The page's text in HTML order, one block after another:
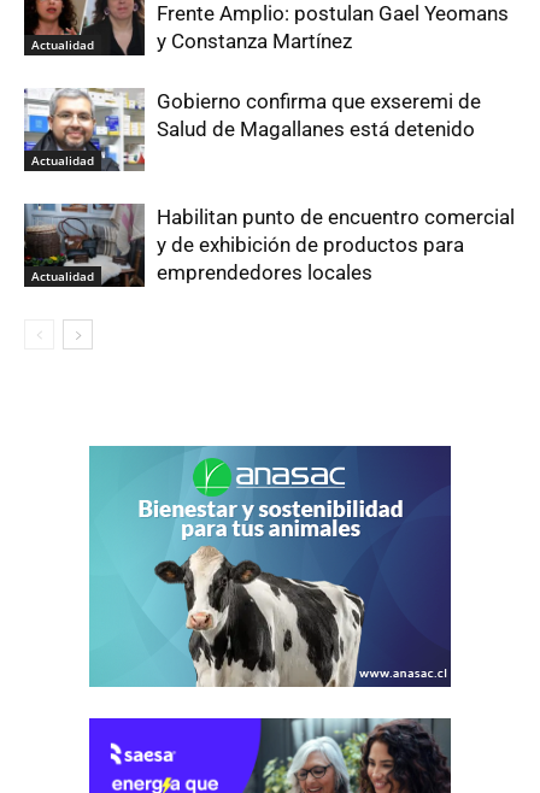
Actualidad
Frente Amplio: postulan Gael Yeomans
y Constanza Martínez
Actualidad
Gobierno confirma que exseremi de
Salud de Magallanes está detenido
Actualidad
Habilitan punto de encuentro comercial
y de exhibición de productos para
emprendedores locales